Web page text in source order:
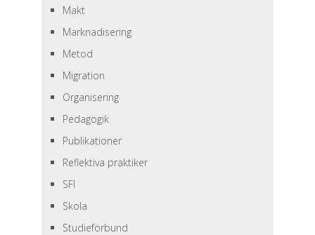
Makt
Marknadisering
Metod
Migration
Organisering
Pedagogik
Publikationer
Reflektiva praktiker
SFI
Skola
Studieförbund